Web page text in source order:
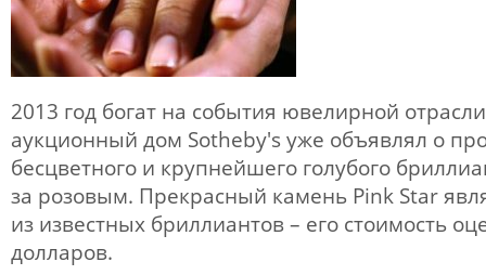
2013 год богат на события ювелирной
аукционный дом Sotheby's уже объявлял о
бесцветного и крупнейшего голубого
за розовым. Прекрасный камень Pink Star
из известных бриллиантов – его стоимость
долларов.